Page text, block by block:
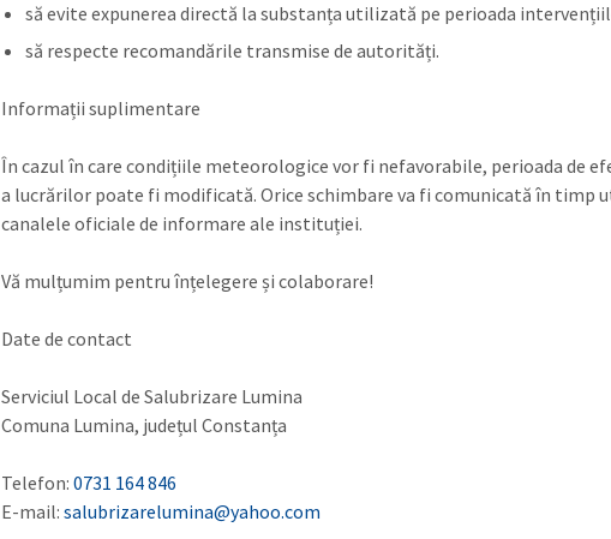
să evite expunerea directă la substanța utilizată pe perioada
să respecte recomandările transmise de autorități.
Informații suplimentare
În cazul în care condițiile meteorologice vor fi nefavorabile, perioada de
a lucrărilor poate fi modificată. Orice schimbare va fi comunicată în timp
canalele oficiale de informare ale instituției.
Vă mulțumim pentru înțelegere și colaborare!
Date de contact
Serviciul Local de Salubrizare Lumina
Comuna Lumina, județul Constanța
Telefon:0731 164 846
E-mail:salubrizarelumina@yahoo.com